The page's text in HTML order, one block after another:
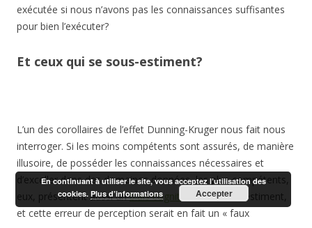
exécutée si nous n’avons pas les connaissances suffisantes
pour bien l’exécuter?
Et ceux qui se sous-estiment?
L’un des corollaires de l’effet Dunning-Kruger nous fait nous
interroger. Si les moins compétents sont assurés, de manière
illusoire, de posséder les connaissances nécessaires et
d’exceller dans des domaines données, les plus compétents,
eux, présentent aussi unbiais cognitif
. Ils se sous-estiment,
et cette erreur de perception serait en fait un « faux
En continuant à utiliser le site, vous acceptez l’utilisation des
cookies.Plus d’informations Accepter